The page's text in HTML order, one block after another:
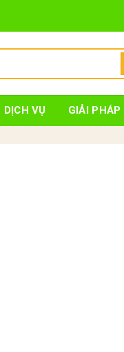
DỊCH VỤ GIẢI PHÁP